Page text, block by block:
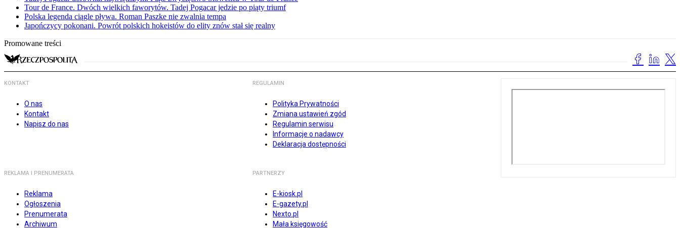
Tour de France. Dwóch wielkich faworytów. Tadej Pogacar jedzie po piąty triumf
Polska legenda ciągle pływa. Roman Paszke nie zwalnia tempa
Japończycy pokonani. Powrót polskich hokeistów do elity znów stał się realny
Promowane treści
KONTAKT
O nas
Kontakt
Napisz do nas
REGULAMIN
Polityka Prywatności
Zmiana ustawień zgód
Regulamin serwisu
Informacje o nadawcy
Deklaracja dostępności
REKLAMA I PRENUMERATA
Reklama
Ogłoszenia
Prenumerata
Archiwum
PARTNERZY
E-kiosk.pl
E-gazety.pl
Nexto.pl
Mała księgowość